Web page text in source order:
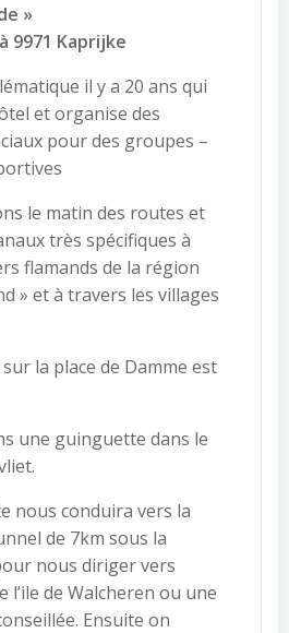
»
9971 Kaprijke
il y a 20 ans qui
et organise des
pour des groupes –
le matin des routes et
très spécifiques à
flamands de la région
» et à travers les villages
la place de Damme est
une guinguette dans le
nous conduira vers la
de 7km sous la
nous diriger vers
l’ile de Walcheren ou une
Ensuite on